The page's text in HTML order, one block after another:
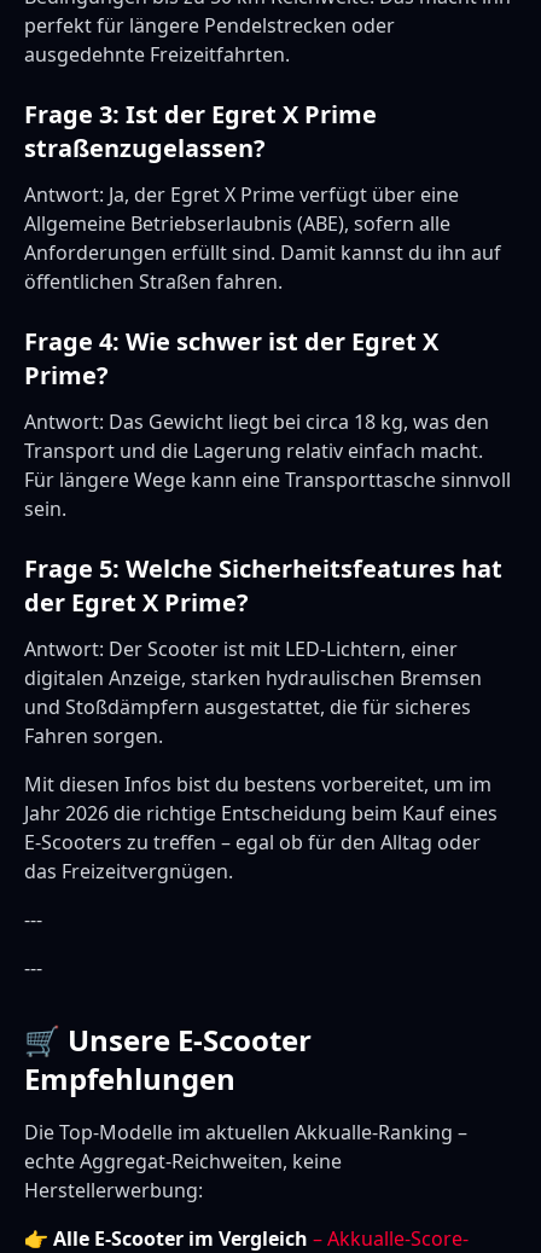
perfekt für längere Pendelstrecken oder
ausgedehnte Freizeitfahrten.
Frage 3: Ist der Egret X Prime
straßenzugelassen?
Antwort: Ja, der Egret X Prime verfügt über eine
Allgemeine Betriebserlaubnis (ABE), sofern alle
Anforderungen erfüllt sind. Damit kannst du ihn auf
öffentlichen Straßen fahren.
Frage 4: Wie schwer ist der Egret X
Prime?
Antwort: Das Gewicht liegt bei circa 18 kg, was den
Transport und die Lagerung relativ einfach macht.
Für längere Wege kann eine Transporttasche sinnvoll
sein.
Frage 5: Welche Sicherheitsfeatures hat
der Egret X Prime?
Antwort: Der Scooter ist mit LED-Lichtern, einer
digitalen Anzeige, starken hydraulischen Bremsen
und Stoßdämpfern ausgestattet, die für sicheres
Fahren sorgen.
Mit diesen Infos bist du bestens vorbereitet, um im
Jahr 2026 die richtige Entscheidung beim Kauf eines
E-Scooters zu treffen – egal ob für den Alltag oder
das Freizeitvergnügen.
---
---
🛒 Unsere E-Scooter
Empfehlungen
Die Top-Modelle im aktuellen Akkualle-Ranking –
echte Aggregat-Reichweiten, keine
Herstellerwerbung:
👉 Alle E-Scooter im Vergleich – Akkualle-Score-